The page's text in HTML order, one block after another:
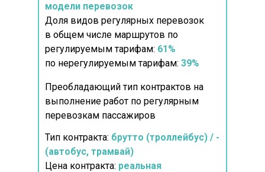
модели перевозок
Доля видов регулярных перевозок
в общем числе маршрутов по
регулируемым тарифам: 61%
по нерегулируемым тарифам: 39%
Преобладающий тип контрактов на
выполнение работ по регулярным
перевозкам пассажиров
Тип контракта: брутто (троллейбус) / -
(автобус, трамвай)
Цена контракта: реальная